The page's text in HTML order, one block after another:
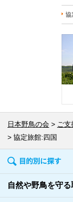
協
日本野鳥の会 ご支
協定旅館:四国
自然や野鳥を守